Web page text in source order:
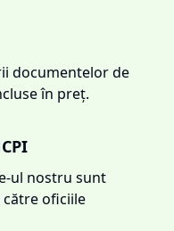
documentelor de
în preț.
ul nostru sunt
oficiile